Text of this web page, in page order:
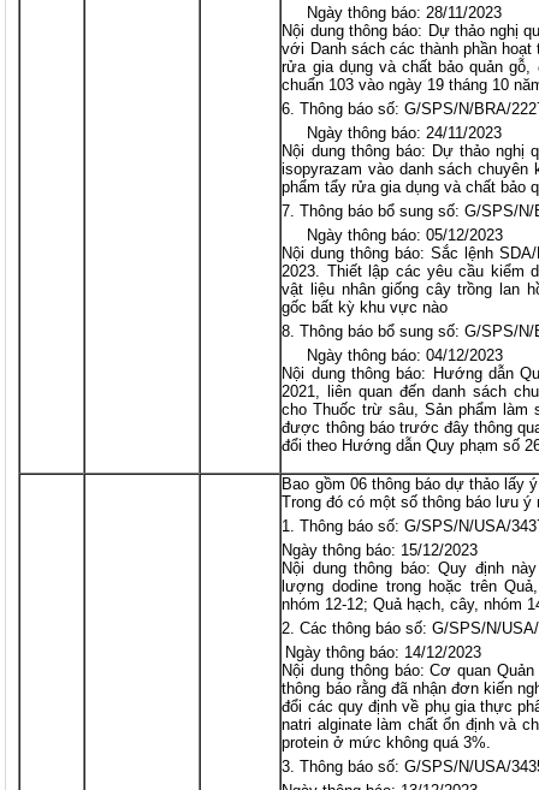
Ngày thông báo: 28/11/2023
Nội dung thông báo: Dự thảo nghị
với Danh sách các thành phần
rửa gia dụng và chất bảo quản
chuẩn 103 vào ngày 19 tháng 10
Thông báo số: G/SPS/N/BRA/
Ngày thông báo: 24/11/2023
Nội dung thông báo: Dự thảo nghị
isopyrazam vào danh sách
phẩm tẩy rửa gia dụng và chất bảo
Thông báo bổ sung số: G/SPS/
Ngày thông báo: 05/12/2023
Nội dung thông báo: Sắc lệnh
2023. Thiết lập các yêu cầu kiểm
vật liệu nhân giống cây trồng lan
gốc bất kỳ khu vực nào
Thông báo bổ sung số: G/SPS/
Ngày thông báo: 04/12/2023
Nội dung thông báo: Hướng dẫn
2021, liên quan đến danh sách
cho Thuốc trừ sâu, Sản phẩm làm
được thông báo trước đây thông
đổi theo Hướng dẫn Quy phạm số
Bao gồm 06 thông báo dự thảo lấy
Trong đó có một số thông báo lưu ý
Thông báo số: G/SPS/N/USA/
Ngày thông báo: 15/12/2023
Nội dung thông báo: Quy định
lượng dodine trong hoặc trên
nhóm 12-12; Quả hạch, cây, nhóm
Các thông báo số: G/SPS/N/
Ngày thông báo: 14/12/2023
Nội dung thông báo: Cơ quan
thông báo rằng đã nhận đơn kiến
đổi các quy định về phụ gia thực
natri alginate làm chất ổn định và
protein ở mức không quá 3%.
Thông báo số: G/SPS/N/USA/